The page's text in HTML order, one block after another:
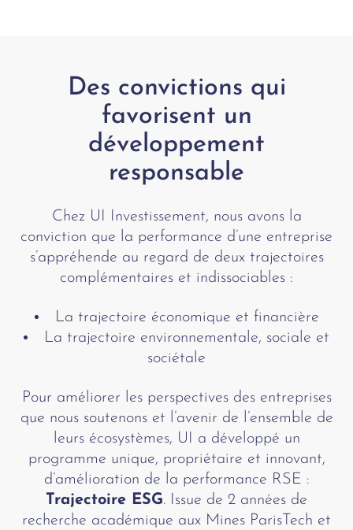
Des convictions qui
favorisent un
développement
responsable
Chez UI Investissement, nous avons la
conviction que la performance d’une entreprise
s’appréhende au regard de deux trajectoires
complémentaires et indissociables :
La trajectoire économique et financière
La trajectoire environnementale, sociale et
sociétale
Pour améliorer les perspectives des entreprises
que nous soutenons et l’avenir de l’ensemble de
leurs écosystèmes, UI a développé un
programme unique, propriétaire et innovant,
d’amélioration de la performance RSE :
Trajectoire ESG. Issue de 2 années de
recherche académique aux Mines ParisTech et